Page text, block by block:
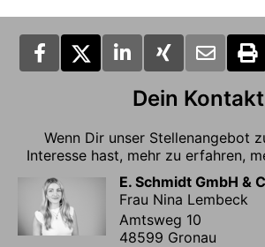
Dein Kontakt
Wenn Dir unser Stellenangebot
Interesse hast, mehr zu erfahren,
E. Schmidt GmbH &
Frau Nina Lembeck
Amtsweg 10
48599 Gronau